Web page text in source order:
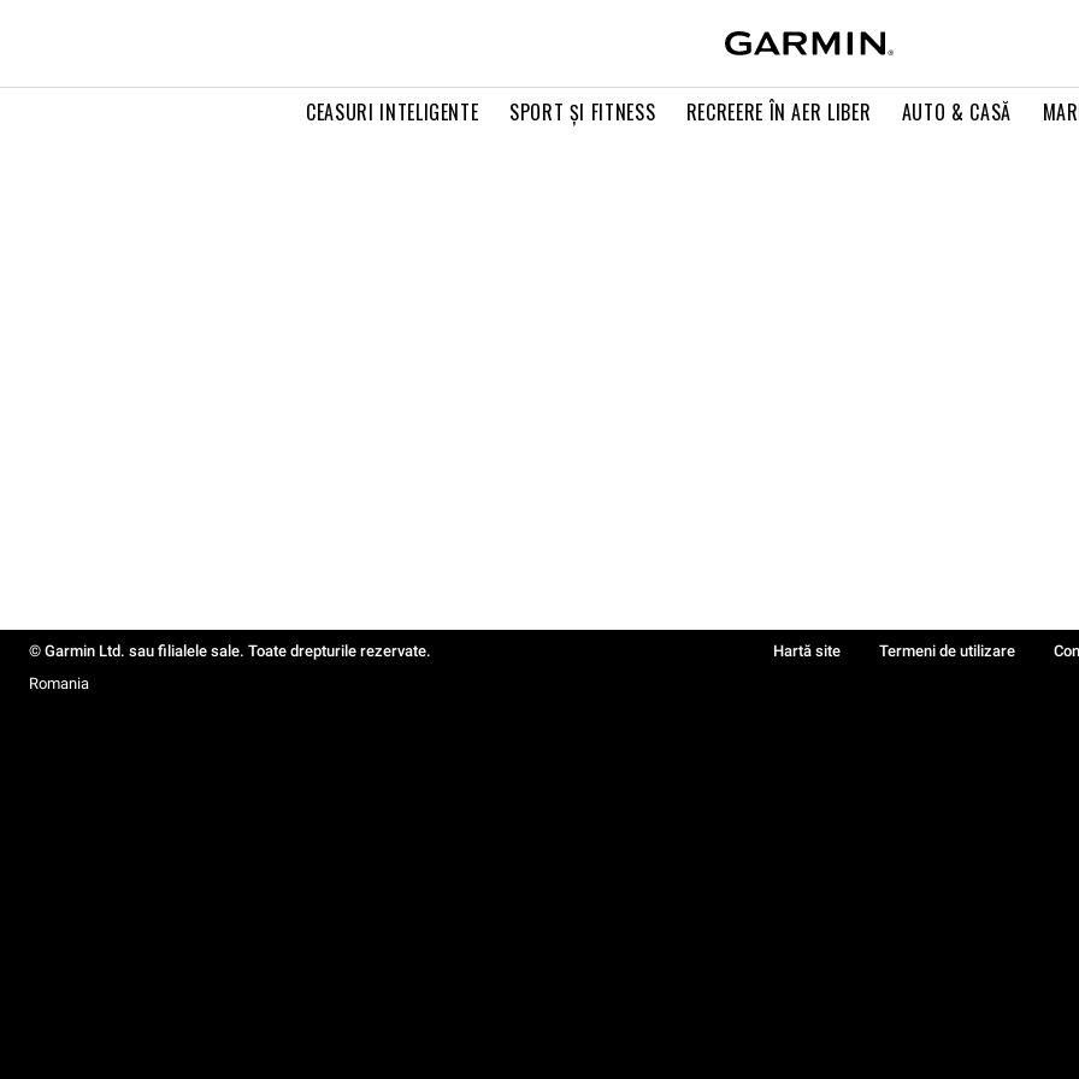
CEASURI INTELIGENTE SPORT ŞI FITNESS RECREERE ÎN AER LIBER AUTO & CASĂ
© Garmin Ltd. sau filialele sale. Toate drepturile rezervate. Hartă site Termeni de utilizare
Romania